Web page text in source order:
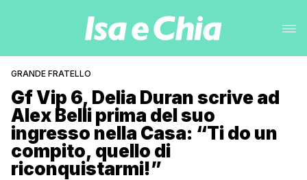
GRANDE FRATELLO
Gf Vip 6, Delia Duran scrive ad
Alex Belli prima del suo
ingresso nella Casa: “Ti do un
compito, quello di
riconquistarmi!”